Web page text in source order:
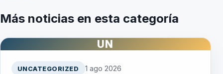
Más noticias en esta categoría
UN
UNCATEGORIZED 1 ago 2026